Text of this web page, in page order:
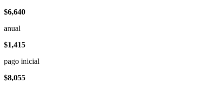
$6,640
anual
$1,415
pago inicial
$8,055